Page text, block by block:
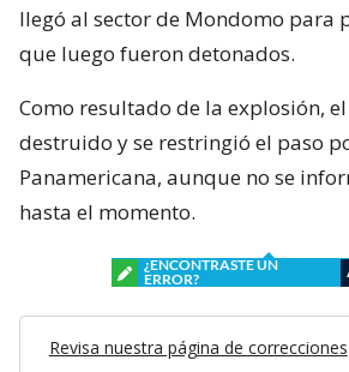
llegó al sector de Mondomo para
que luego fueron detonados.
Como resultado de la explosión,
destruido y se restringió el paso
Panamericana, aunque no se
hasta el momento.
¿ENCONTRASTE UN
ERROR?
Revisa nuestra página de correcciones